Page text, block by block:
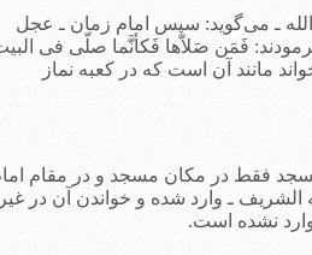
ـ می‌گوید: سپس امام زمان ـ عجل
فَمَن صَلاّها فَکأنَّما صلّی فی البیت
مانند آن است که در کعبه نماز
فقط در مکان مسجد و در مقام امام
ـ وارد شده و خواندن آن در غیر
نشده است.